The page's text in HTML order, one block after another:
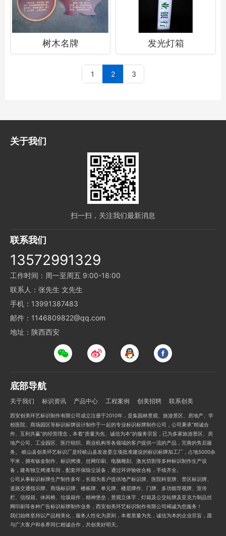
树木名牌 发光灯箱
1 2 3
关于我们
扫一扫，关注我们最新消息
联系我们
13572991329
工作时间：周一至周五 9:00-18:00
联系人：张先生 文先生
手机：13991387483
邮件：1146809822@qq.com
地址：陕西西安
底部导航
关于我们 标识资讯 产品中心 工程案例 创美招聘 联系创美
西安创美环艺标识制作有限公司成立注册于2010年，是集园林景观、旅游景区、房地产、学
校医院、商场园区等标识标牌设计制作于一起的专业标识标牌制作公司，公司秉承“精诚合
作、互利共赢”的经营理念，本着“质量为先、诚信为本”的服务宗旨，已为多家旅游景区、房
地产公司、工业园区、医疗组织、商业机构等各领域的客户提供一流的产品，完善的售后服
务。 岐山县创美环艺标识厂是经岐山县发改委立项批准建设的标识标牌加工厂，占地5000余
平米，拥有钣金制作、标识烤漆、丝网印刷、电脑雕刻、激光切割等多种标识制作生产设
备，建有独立烤漆车间，配套环保除尘设备，通过环评验收合格，手续齐全。
公司从事标识标牌生产制作多年，长期为客户提供地产标识牌、医院科室牌、景区标识牌、
道路交通指示牌、商场标识牌、楼栋牌、单元牌、楼层牌作、门牌、多功能导视牌、宣传
栏、信报箱、休闲椅、垃圾箱作，精神堡垒，景观立体字，灯箱及公交站牌及亚克力制品丝
网印刷等各种广告标识标牌制作业务，西安创美环艺标识制作有限公司竭诚为您服务！
我们始终坚持以产品精美化，服务人性化为原则，本着质量为先，诚信为本的企业宗旨，愿
与广大客户和各界同仁精诚合作，共创美好明天。